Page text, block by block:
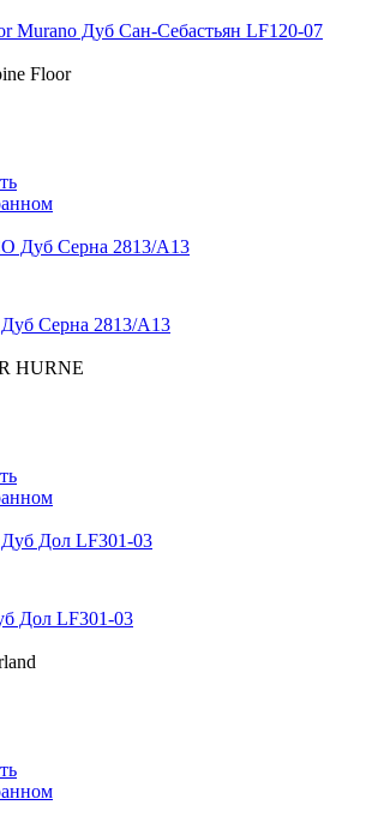
Murano Дуб Сан-Себастьян LF120-07
Floor
Серна 2813/A13
HURNE
Дол LF301-03